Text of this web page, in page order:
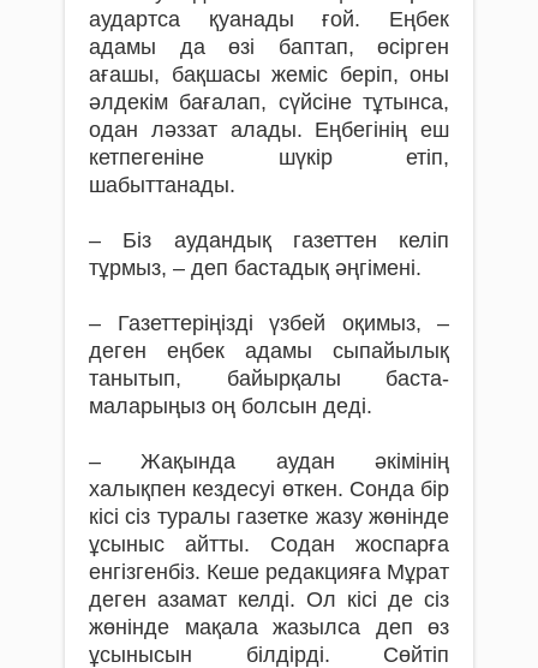
аудартса қуанады ғой. Еңбек
адамы да өзі баптап, өсірген
ағашы, бақшасы жеміс беріп, оны
әлдекім бағалап, сүйсіне тұтынса,
одан ләззат алады. Еңбегінің еш
кетпегеніне шүкір етіп,
шабыттанады.
– Біз аудандық газеттен келіп
тұрмыз, – деп бастадық әңгімені.
– Газеттеріңізді үзбей оқимыз, –
деген еңбек адамы сыпайылық
танытып, байырқалы баста­
маларыңыз оң болсын деді.
– Жақында аудан әкімінің
халықпен кез­десуі өткен. Сонда бір
кісі сіз туралы газетке жазу жөнінде
ұсыныс айтты. Содан жоспарға
енгізгенбіз. Кеше редакцияға Мұрат
деген азамат келді. Ол кісі де сіз
жөнінде мақала жазылса деп өз
ұсынысын білдірді. Сөйтіп